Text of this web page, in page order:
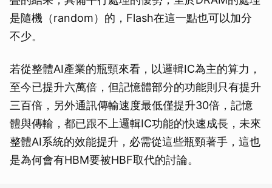
是隨機（random）的，Flash在這一點也可以加分
不少。
若從整體AI產業的瓶頸來看，以邏輯IC為主的算力，
至今已提升六萬倍，但記憶體部分的功能則只有提升
三百倍，另外通訊傳輸速度最低僅提升30倍，記憶
體與傳輸，都已跟不上邏輯IC功能的快速成長，未來
整體AI系統的效能提升，必需從這些瓶頸著手，這也
是為何會有HBM要被HBF取代的討論。